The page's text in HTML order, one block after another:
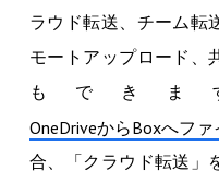
ラウド転送、チーム転
モートアップロード、
もできま
OneDriveからBoxへフ
合、「クラウド転送」